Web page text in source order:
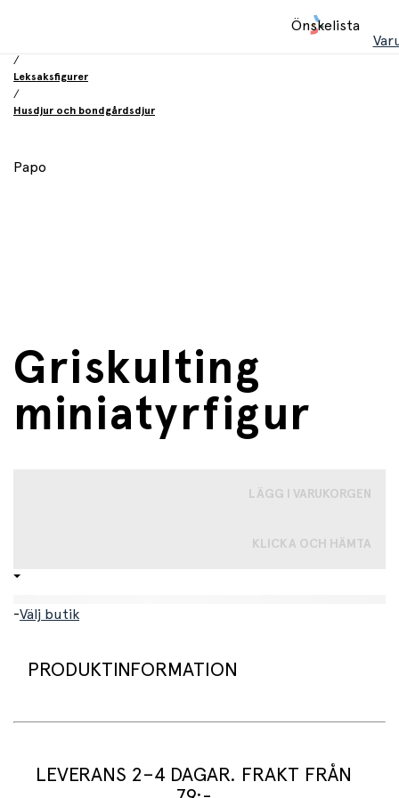
Önskelista
/
Leksaksfigurer
/
Husdjur och bondgårdsdjur
Papo
Griskulting
miniatyrfigur
LÄGG I VARUKORGEN
KLICKA OCH HÄMTA
-Välj butik
PRODUKTINFORMATION
Figuren är naturtrogen, handmålad och full av detaljer.
LEVERANS 2–4 DAGAR. FRAKT FRÅN